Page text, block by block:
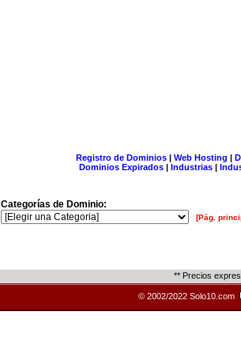
Registro de Dominios| Web Hosting |
Dominios Expirados | Industrias |
Categorías de Dominio:
[Pág.
** Precios
© 2002/2022 Solo10.com